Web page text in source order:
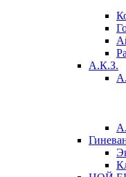
А.К.З.